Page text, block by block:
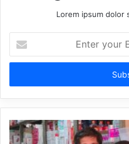
Lorem ipsum dolor
your
Email